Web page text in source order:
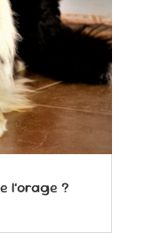
l’orage ?